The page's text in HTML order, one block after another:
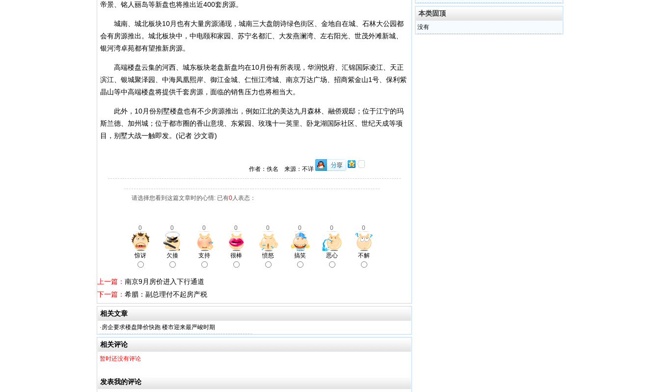
帝景、铭人丽岛等新盘也将推出近400套房源。
城南、城北板块10月也有大量房源涌现，城南三大盘朗诗绿色街区、金地自在城、石林大公园都
会有房源推出。城北板块中，中电颐和家园、苏宁名都汇、大发燕澜湾、左右阳光、世茂外滩新城、
银河湾卓苑都有望推新房源。
高端楼盘云集的河西、城东板块老盘新盘均在10月份有所表现，华润悦府、汇锦国际凌江、天正
滨江、银城聚泽园、中海凤凰熙岸、御江金城、仁恒江湾城、南京万达广场、招商紫金山1号、保利紫
晶山等中高端楼盘将提供千套房源，面临的销售压力也将相当大。
此外，10月份别墅楼盘也有不少房源推出，例如江北的美达九月森林、融侨观邸；位于江宁的玛
斯兰德、加州城；位于都市圈的香山意境、东紫园、玫瑰十一英里、卧龙湖国际社区、世纪天成等项
目，别墅大战一触即发。(记者 沙文蓉)
作者：佚名 来源：不详
请选择您看到这篇文章时的心情: 已有0人表态：
0 0 0 0 0 0 0 0
惊讶 欠揍 支持 很棒 愤怒 搞笑 恶心 不解
上一篇： 南京9月房价进入下行通道
下一篇： 希腊：副总理付不起房产税
相关文章
·房企要求楼盘降价快跑 楼市迎来最严峻时期
相关评论
暂时还没有评论
发表我的评论
本类固顶
没有